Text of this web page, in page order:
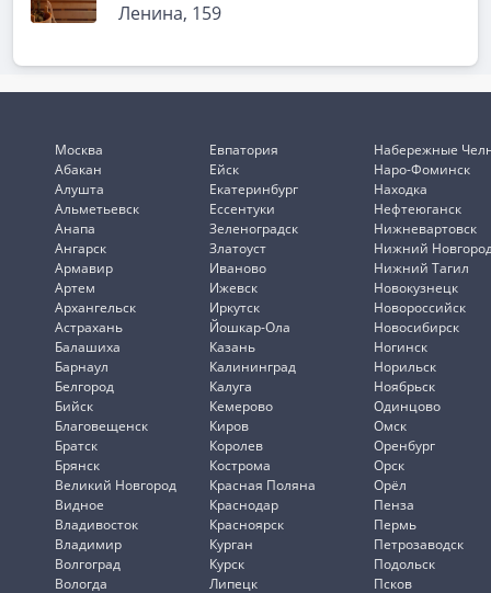
Ленина, 159
Москва
Абакан
Алушта
Альметьевск
Анапа
Ангарск
Армавир
Артем
Архангельск
Астрахань
Балашиха
Барнаул
Белгород
Бийск
Благовещенск
Братск
Брянск
Великий Новгород
Видное
Владивосток
Владимир
Волгоград
Вологда
Евпатория
Ейск
Екатеринбург
Ессентуки
Зеленоградск
Златоуст
Иваново
Ижевск
Иркутск
Йошкар-Ола
Казань
Калининград
Калуга
Кемерово
Киров
Королев
Кострома
Красная Поляна
Краснодар
Красноярск
Курган
Курск
Липецк
Набережные
Наро-Фоминск
Находка
Нефтеюганск
Нижневартовск
Нижний
Нижний Тагил
Новокузнецк
Новороссийск
Новосибирск
Ногинск
Норильск
Ноябрьск
Одинцово
Омск
Оренбург
Орск
Орёл
Пенза
Пермь
Петрозаводск
Подольск
Псков